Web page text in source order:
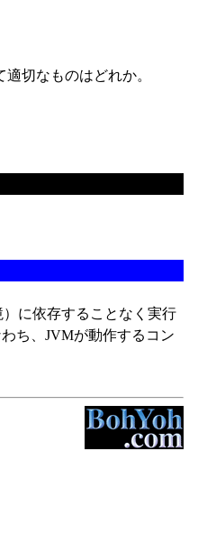
切なものはどれか。
に依存することなく実行
ち、JVMが動作するコン